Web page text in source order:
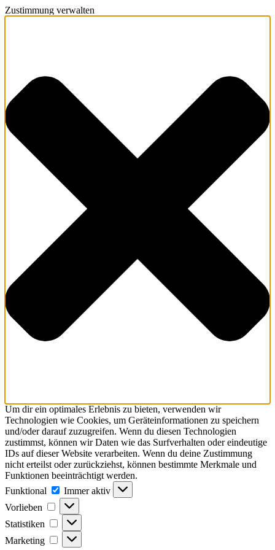
Zustimmung verwalten
Um dir ein optimales Erlebnis zu bieten, verwenden wir
Technologien wie Cookies, um Geräteinformationen zu speichern
und/oder darauf zuzugreifen. Wenn du diesen Technologien
zustimmst, können wir Daten wie das Surfverhalten oder eindeutige
IDs auf dieser Website verarbeiten. Wenn du deine Zustimmung
nicht erteilst oder zurückziehst, können bestimmte Merkmale und
Funktionen beeinträchtigt werden.
Funktional
Funktional
Immer aktiv
Vorlieben
Vorlieben
Statistiken Statistiken
Marketing Marketing